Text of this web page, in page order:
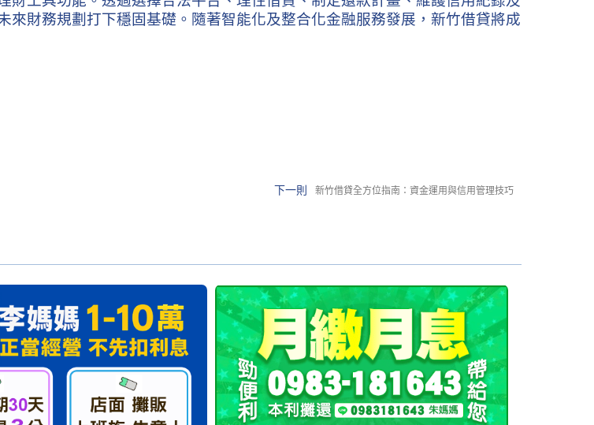
財務規劃打下穩固基礎。隨著智能化及整合化金融服務發展，新竹借貸將成
下一則 新竹借貸全方位指南：資金運用與信用管理技巧